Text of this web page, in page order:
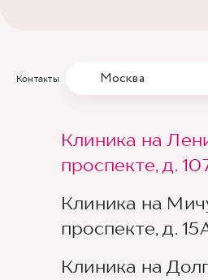
Контакты Москва
Клиника на
проспекте, д.
Клиника на
проспекте, д.
Клиника на